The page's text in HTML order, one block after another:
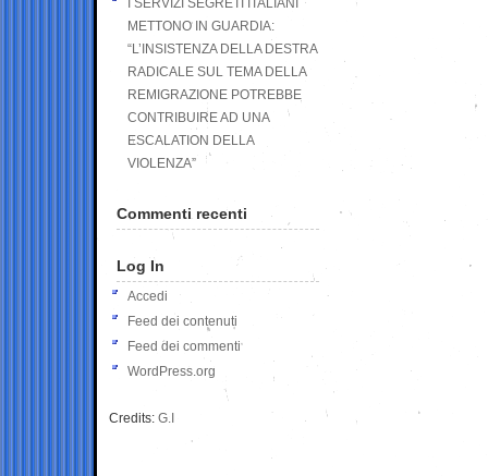
I SERVIZI SEGRETI ITALIANI
METTONO IN GUARDIA:
“L’INSISTENZA DELLA DESTRA
RADICALE SUL TEMA DELLA
REMIGRAZIONE POTREBBE
CONTRIBUIRE AD UNA
ESCALATION DELLA
VIOLENZA”
Commenti recenti
Log In
Accedi
Feed dei contenuti
Feed dei commenti
WordPress.org
Credits: G.I